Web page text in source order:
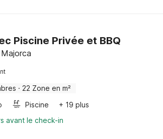
Piscine Privée et BBQ
· 22 Zone en m²
Piscine
+ 19 plus
avant le check-in